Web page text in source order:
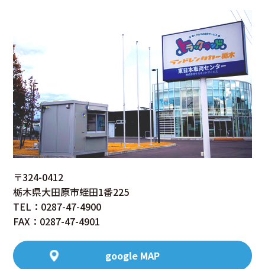
〒324-0412
栃木県大田原市蛭田1番225
TEL：0287-47-4900
FAX：0287-47-4901
google MAP